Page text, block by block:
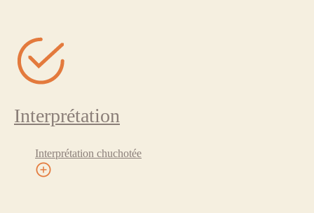
Interprétation
Interprétation chuchotée